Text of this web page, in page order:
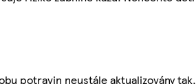
potravin neustále aktualizovány tak,